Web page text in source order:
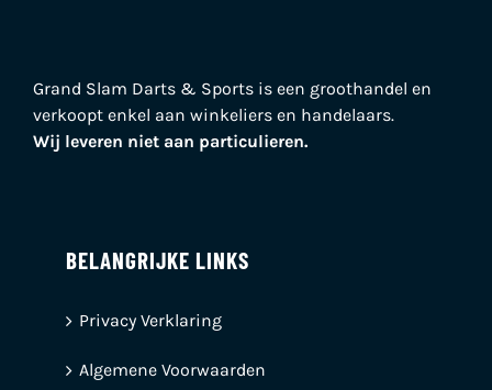
Grand Slam Darts & Sports is een groothandel en
verkoopt enkel aan winkeliers en handelaars.
Wij leveren niet aan particulieren.
BELANGRIJKE LINKS
Privacy Verklaring
Algemene Voorwaarden